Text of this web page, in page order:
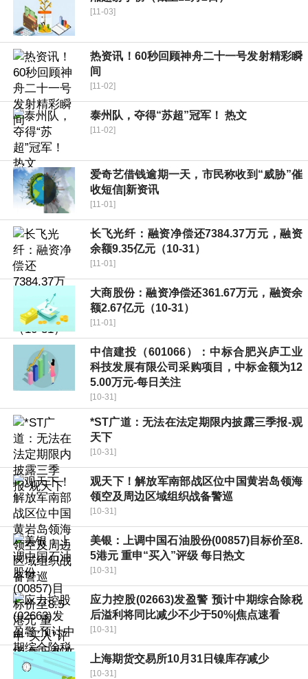
[11-03]
热资讯！60秒回顾神舟二十一号发射精彩瞬
间
[11-02]
泰州队，夺得“苏超”冠军！ 热文
[11-02]
爱奇艺借钱逾期一天，市民称收到“威胁”催
收短信|新资讯
[11-01]
长飞光纤：融资净偿还7384.37万元，融资
余额9.35亿元（10-31）
[11-01]
大商股份：融资净偿还361.67万元，融资余
额2.67亿元（10-31）
[11-01]
中信建投（601066）：中标合肥兴庐工业
科技发展有限公司采购项目，中标金额为12
5.00万元-每日关注
[10-31]
*ST广道：无法在法定期限内披露三季报-观
天下
[10-31]
观天下！解放军南部战区位中国黄岩岛领海
领空及周边区域组织战备警巡
[10-31]
美银：上调中国石油股份(00857)目标价至8.
5港元 重申“买入”评级 每日热文
[10-31]
应力控股(02663)发盈警 预计中期综合除税
后溢利将同比减少不少于50%|焦点速看
[10-31]
上海期货交易所10月31日镍库存减少
[10-31]